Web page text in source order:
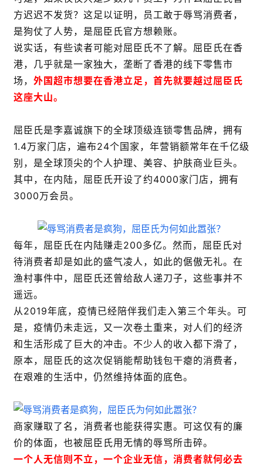
方迟迟不发货？这足以证明，员工敢于辱骂消费者，
是狗仗了人势，是屈臣氏官方想赖账。
说实话，有些读者可能对屈臣氏不了解。屈臣氏在香
港，几乎就是一家独大，垄断了香港的线下零售市
场， 外国超市想要在香港立足，首先就要越过屈臣氏
这座大山。
屈臣氏是李嘉诚旗下的全球顶级连锁零售品牌，拥有
1.4万家门店，遍布24个国家，年营销额常年在千亿级
别，是全球顶尖的个人护理、美容、护肤商业巨头。
其中，在内陆，屈臣氏开设了约4000家门店，拥有
3000万会员。
每年，屈臣氏在内陆赚走200多亿。然而，屈臣氏对
待消费者却是如此的盛气凌人，如此的倨傲无礼。在
渔村事件中，屈臣氏还曾给敌人递刀子，这些事并不
遥远。
从2019年底，疫情已经陪伴我们走入第三个年头。可
是，疫情仍未走远，又一次卷土重来，对人们的经济
和生活形成了巨大的冲击。不少人的收入都下滑了，
原本，屈臣氏的这次促销能帮助钱包干瘪的消费者，
在艰难的生活中，仍然维持体面的底色。
商家赚取了名，消费者也能获得实惠。可这仅有的廉
价的体面，也被屈臣氏用无情的辱骂所击碎。
一个人无信则不立，一个企业无信，消费者就何必去